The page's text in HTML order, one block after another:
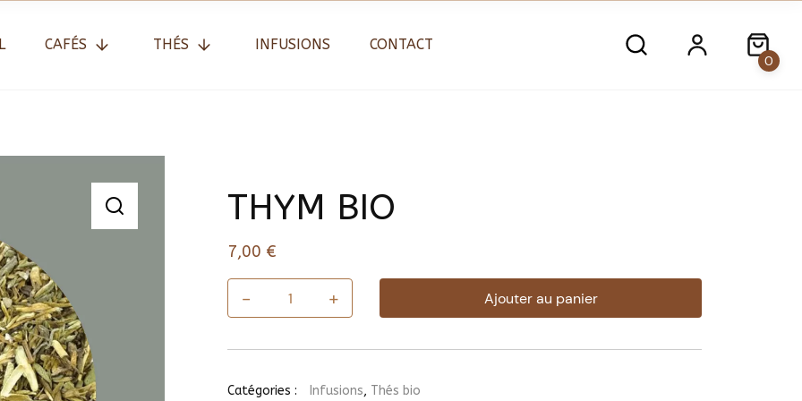
CAFÉS THÉS INFUSIONS CONTACT
0
THYM BIO
7,00 €
-
quantité
de
+ Ajouter au panier
Catégories : Infusions, Thés bio